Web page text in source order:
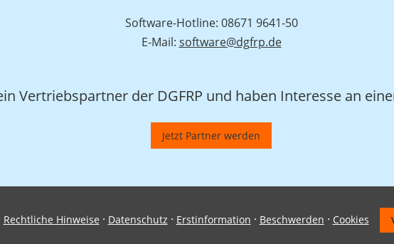
Software-Hotline: 08671 9641-50
E-Mail: software@dgfrp.de
Vertriebspartner der DGFRP und haben Interesse an
Jetzt Partner werden
Rechtliche Hinweise · Datenschutz · Erstinformation · Beschwerden · Cookies